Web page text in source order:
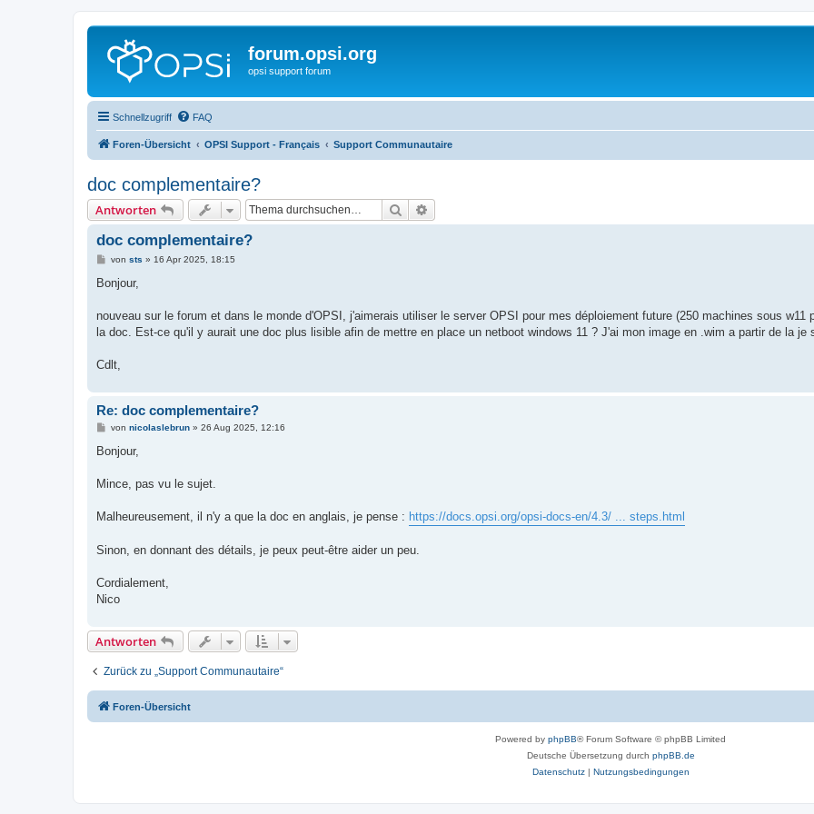
forum.opsi.org
opsi support forum
Schnellzugriff FAQ
Foren-Übersicht OPSI Support - Français Support Communautaire
doc complementaire?
Antworten Suche
doc complementaire?
B
i
a
von sts » 16 Apr 2025, 18:15
Bonjour,
nouveau sur le forum et dans le monde d'OPSI, j'aimerais utiliser le server OPSI pour mes déploiement future (250 machines sous w11
la doc. Est-ce qu'il y aurait une doc plus lisible afin de mettre en place un netboot windows 11 ? J'ai mon image en .wim a partir de la je
Cdlt,
Re: doc complementaire?
B
i
a
von nicolaslebrun» 26 Aug 2025, 12:16
Bonjour,
Mince, pas vu le sujet.
Malheureusement, il n'y a que la doc en anglais, je pense : https://docs.opsi.org/opsi-docs-en/4.3/ ... steps.html
Sinon, en donnant des détails, je peux peut-être aider un peu.
Cordialement,
Nico
Antworten
Zurück zu „Support Communautaire“
Foren-Übersicht
Powered by phpBB® Forum Software © phpBB Limited
Deutsche Übersetzung durch phpBB.de
Datenschutz| Nutzungsbedingungen